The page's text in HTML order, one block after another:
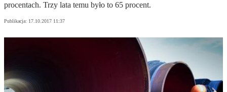
procentach. Trzy lata temu było to 65 procent.
Publikacja: 17.10.2017 11:37